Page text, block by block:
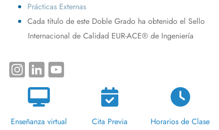
Prácticas Externas
Cada título de este Doble Grado ha obtenido el Sello
Internacional de Calidad EUR-ACE® de Ingeniería
Instagram
LinkedIn
Enseñanza virtual Cita Previa Horarios de Clase